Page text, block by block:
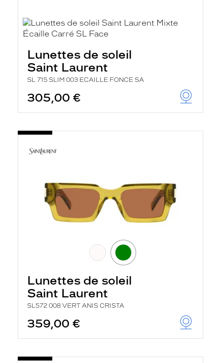
Lunettes de soleil
Saint Laurent
SL 715 SLIM 003 ECAILLE FONCE SA
305,00 €
Lunettes de soleil
Saint Laurent
SL572 008 VERT ANIS CRISTA
359,00 €